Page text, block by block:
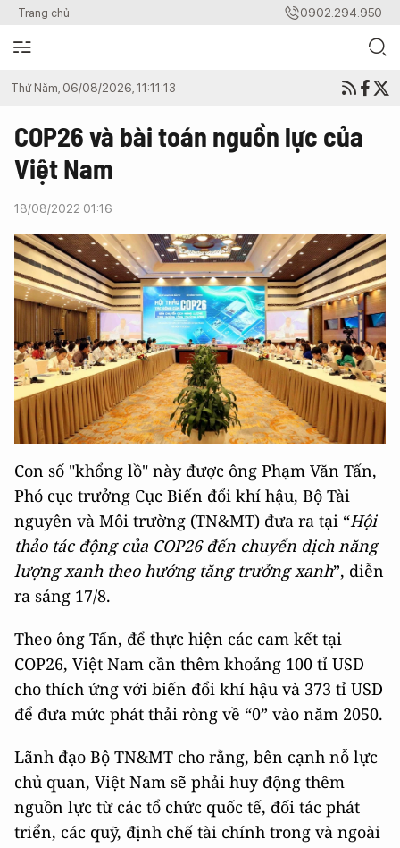
Trang chủ 0902.294.950
Thứ Năm, 06/08/2026, 11:11:13
COP26 và bài toán nguồn lực của
Việt Nam
18/08/2022 01:16
Con số "khổng lồ" này được ông Phạm Văn Tấn,
Phó cục trưởng Cục Biến đổi khí hậu, Bộ Tài
nguyên và Môi trường (TN&MT) đưa ra tại “Hội
thảo tác động của COP26 đến chuyển dịch năng
lượng xanh theo hướng tăng trưởng xanh”, diễn
ra sáng 17/8.
Theo ông Tấn, để thực hiện các cam kết tại
COP26, Việt Nam cần thêm khoảng 100 tỉ USD
cho thích ứng với biến đổi khí hậu và 373 tỉ USD
để đưa mức phát thải ròng về “0” vào năm 2050.
Lãnh đạo Bộ TN&MT cho rằng, bên cạnh nỗ lực
chủ quan, Việt Nam sẽ phải huy động thêm
nguồn lực từ các tổ chức quốc tế, đối tác phát
triển, các quỹ, định chế tài chính trong và ngoài